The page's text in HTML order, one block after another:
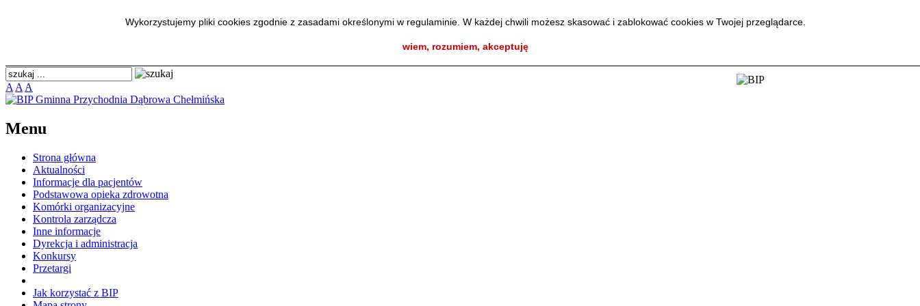
Wykorzystujemy pliki cookies zgodnie z zasadami określonymi w regulaminie. W każdej chwili możesz skasować i zablokować cookies w Twojej przeglądarce.
wiem, rozumiem, akceptuję
BIP Gminna Przychodnia Dąbrowa Chełmińska
A A A
Menu
Strona główna
Aktualności
Informacje dla pacjentów
Podstawowa opieka zdrowotna
Komórki organizacyjne
Kontrola zarządcza
Inne informacje
Dyrekcja i administracja
Konkursy
Przetargi
Jak korzystać z BIP